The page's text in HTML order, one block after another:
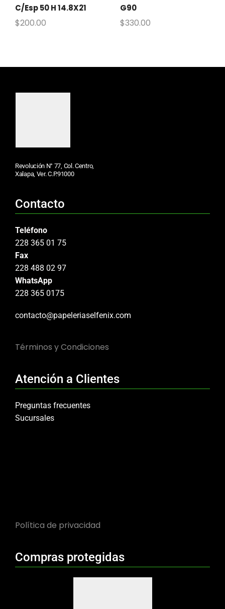
C/Esp 50 H 14.8X21
$200.00
G90
$330.00
Revolución N° 77, Col. Centro,
Xalapa, Ver. C.P.91000
Contacto
Teléfono
228 365 01 75
Fax
228 488 02 97
WhatsApp
228 365 0175
contacto@papeleriaselfenix.com
Términos y Condiciones
Atención a Clientes
Preguntas frecuentes
Sucursales
Política de privacidad
Compras protegidas